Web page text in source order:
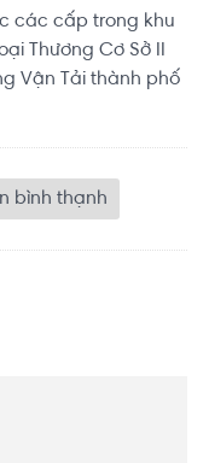
các cấp trong khu
Thương Cơ Sở II
Vận Tải thành phố
bình thạnh